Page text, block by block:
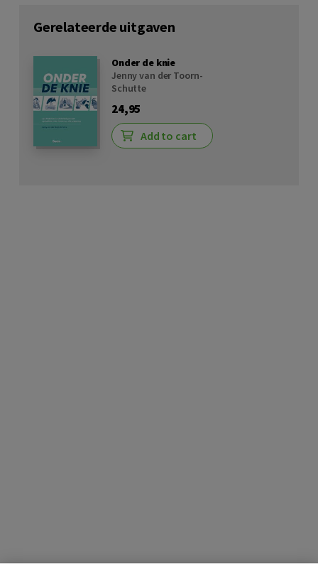
Gerelateerde uitgaven
Onder de knie
Jenny van der Toorn-
Schutte
24,95
Add to cart